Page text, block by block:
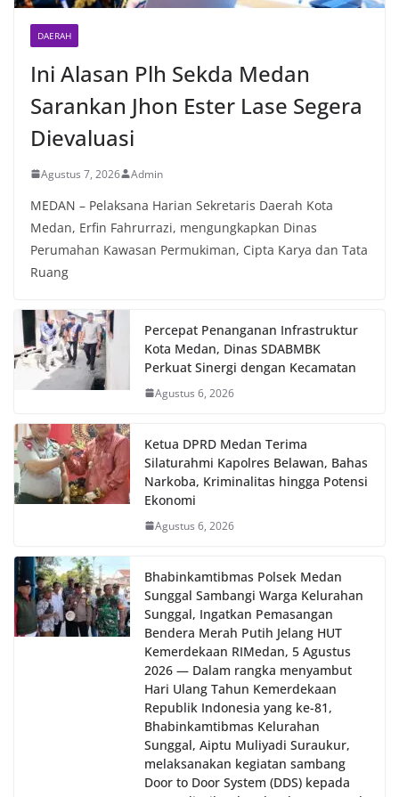
DAERAH
Ini Alasan Plh Sekda Medan
Sarankan Jhon Ester Lase Segera
Dievaluasi
Agustus 7, 2026 Admin
MEDAN – Pelaksana Harian Sekretaris Daerah Kota
Medan, Erfin Fahrurrazi, mengungkapkan Dinas
Perumahan Kawasan Permukiman, Cipta Karya dan Tata
Ruang
Percepat Penanganan Infrastruktur
Kota Medan, Dinas SDABMBK
Perkuat Sinergi dengan Kecamatan
Agustus 6, 2026
Ketua DPRD Medan Terima
Silaturahmi Kapolres Belawan, Bahas
Narkoba, Kriminalitas hingga Potensi
Ekonomi
Agustus 6, 2026
Bhabinkamtibmas Polsek Medan
Sunggal Sambangi Warga Kelurahan
Sunggal, Ingatkan Pemasangan
Bendera Merah Putih Jelang HUT
Kemerdekaan RI‎‎Medan, 5 Agustus
2026 — Dalam rangka menyambut
Hari Ulang Tahun Kemerdekaan
Republik Indonesia yang ke-81,
Bhabinkamtibmas Kelurahan
Sunggal, Aiptu Muliyadi Suraukur,
melaksanakan kegiatan sambang
Door to Door System (DDS) kepada